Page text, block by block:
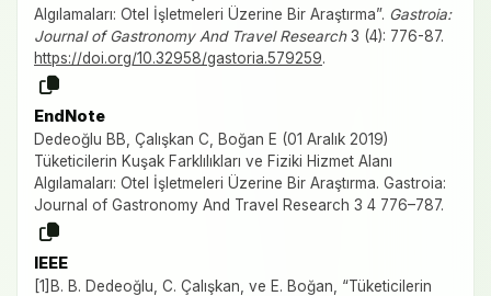
Algılamaları: Otel İşletmeleri Üzerine Bir Araştırma”. Gastroia:
Journal of Gastronomy And Travel Research3 (4): 776-87.
https://doi.org/10.32958/gastoria.579259.
EndNote
Dedeoğlu BB, Çalışkan C, Boğan E (01 Aralık 2019)
Tüketicilerin Kuşak Farklılıkları ve Fiziki Hizmet Alanı
Algılamaları: Otel İşletmeleri Üzerine Bir Araştırma. Gastroia:
Journal of Gastronomy And Travel Research 3 4 776–787.
IEEE
[1]B. B. Dedeoğlu, C. Çalışkan, ve E. Boğan, “Tüketicilerin